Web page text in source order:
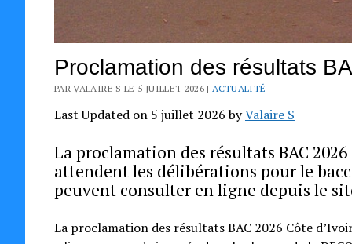
Proclamation des résultats
PAR VALAIRE S LE 5 JUILLET 2026 | ACTUALITÉ
Last Updated on 5 juillet 2026 byValaire S
La proclamation des résultats BAC
attendent les délibérations pour le
peuvent consulter en ligne depuis le
La proclamation des résultats BAC 2026 Côte